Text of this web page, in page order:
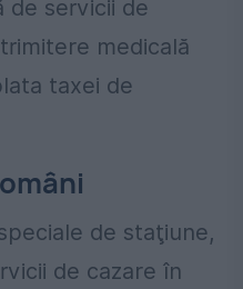
de servicii de
medicală
taxei de
de staţiune,
de cazare în